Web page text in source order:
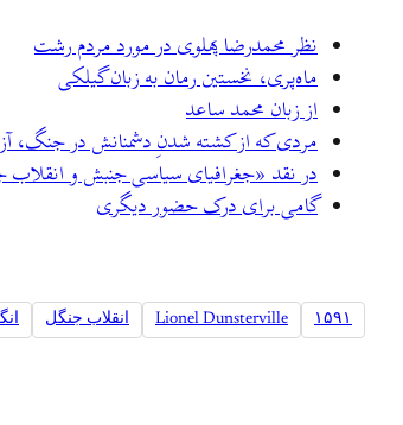
نظر محمدرضا پهلوی در مورد مردم رشت
ماه‌پری، نخستین رمان به زبان گیلکی
از زبان محمد ساعد
مردی که از کشته شدنِ دشمنانش در جنگ،
در نقد «جغرافیای سیاسی جنبش و
گامی برای درک حضور دیگری
۱۵۹۱ Lionel Dunsterville انقلاب جنگل